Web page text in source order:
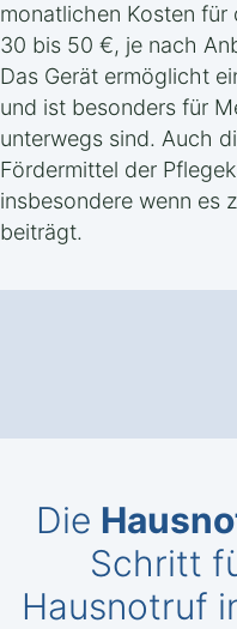
monatlichen Kosten für
30 bis 50 €, je nach
Das Gerät ermöglicht
und ist besonders für
unterwegs sind. Auch
Fördermittel der
insbesondere wenn es
beiträgt.
Die
Schritt
Hausnotruf